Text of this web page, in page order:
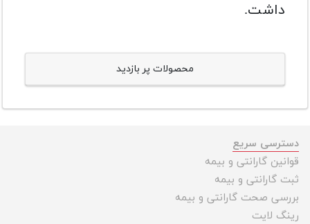
داشت.
محصولات پر بازدید
دسترسی سریع
قوانین گارانتی و بیمه
ثبت گارانتی و بیمه
بررسی صحت گارانتی و بیمه
رینگ لایت